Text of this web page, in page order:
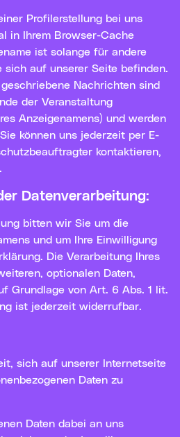
Profilerstellung bei uns
in Ihrem Browser-Cache
ist solange für andere
auf unserer Seite befinden.
Nachrichten sind
der Veranstaltung
Anzeigenamens) und werden
können uns jederzeit per E-
kontaktieren,
Datenverarbeitung:
bitten wir Sie um die
und um Ihre Einwilligung
Die Verarbeitung Ihres
optionalen Daten,
Grundlage von Art. 6 Abs. 1 lit.
ist jederzeit widerrufbar.
sich auf unserer Internetseite
Daten zu
Daten dabei an uns